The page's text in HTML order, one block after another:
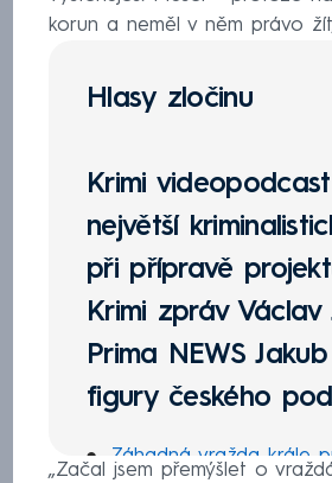
korun a neměl v něm právo
Hlasy zločinu
Krimi videopodcast
největší
při přípravě
Krimi zpráv
Prima NEWS
figury českého
Záhadná vražda krále
„Začal jsem přemýšlet o